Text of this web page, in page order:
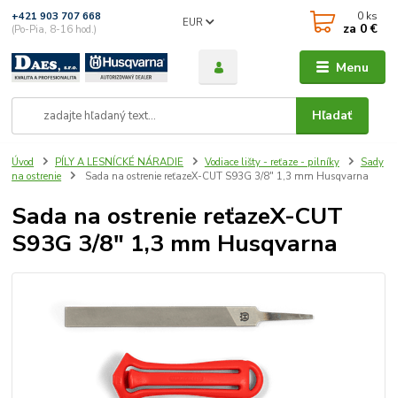
Menu
EUR
Hľadať
+421 903 707 668
(Po-Pia, 8-16 hod.)
0 ks
za 0 €
Úvod PÍLY A LESNÍCKÉ NÁRADIE Vodiace lišty - reťaze - pilníky
Sady
na ostrenie
Sada na ostrenie reťazeX-CUT S93G 3/8″ 1,3 mm Husqvarna
Sada na ostrenie reťazeX-CUT
S93G 3/8″ 1,3 mm Husqvarna